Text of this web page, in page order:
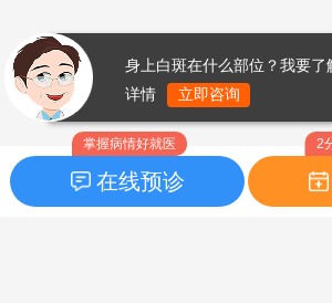
掌握病情好就医
在线预诊
2
身上白斑在什么部位？我要了
详情
立即咨询